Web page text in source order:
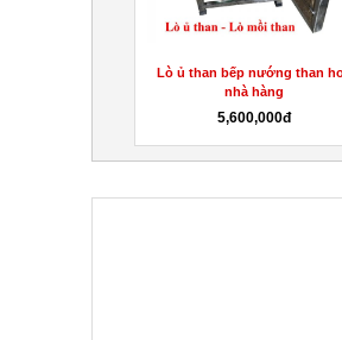
Lò ủ than bếp nướng than
nhà hàng
5,600,000đ